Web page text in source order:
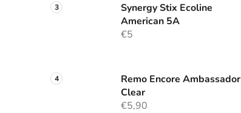
Synergy Stix Ecoline
American 5A
€5
Remo Encore Ambassador
Clear
€5,90